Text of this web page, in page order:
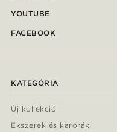
YOUTUBE
FACEBOOK
KATEGÓRIA
Új kollekció
Ékszerek és karórák